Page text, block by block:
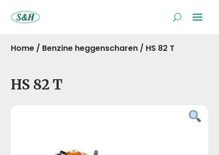
Home / Benzine heggenscharen / HS 82 T
HS 82 T